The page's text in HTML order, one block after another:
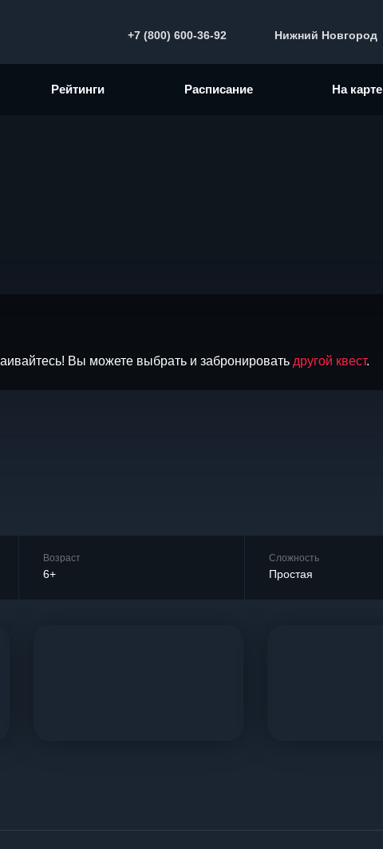
+7 (800) 600-36-92 Нижний Новгород
Рейтинги Расписание На карте
Вы можете выбрать и забронировать другой квест.
Возраст
6+
Сложность
Простая